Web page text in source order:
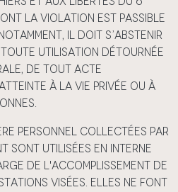
la violation est passible
il doit s’abstenir
utilisation détournée
de tout acte
à la vie privée ou à
personnel collectées par
sont utilisées en interne
de l'accomplissement de
visées. Elles ne font